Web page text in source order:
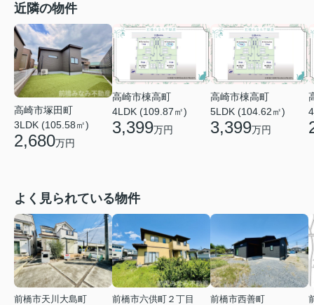
近隣の物件
高崎市塚田町
3LDK (105.58㎡)
2,680万円
高崎市棟高町
4LDK (109.87㎡)
3,399万円
高崎市棟高町
5LDK (104.62㎡)
3,399万円
よく見られている物件
前橋市天川大島町
前橋市六供町２丁目
前橋市西善町